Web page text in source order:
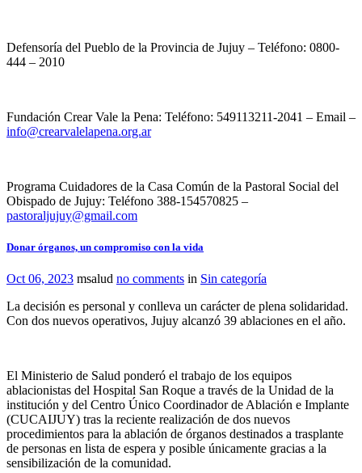
Defensoría del Pueblo de la Provincia de Jujuy – Teléfono: 0800-
444 – 2010
Fundación Crear Vale la Pena: Teléfono: 549113211-2041 – Email –
info@crearvalelapena.org.ar
Programa Cuidadores de la Casa Común de la Pastoral Social del
Obispado de Jujuy: Teléfono 388-154570825 –
pastoraljujuy@gmail.com
Donar órganos, un compromiso con la vida
Oct 06, 2023 msalud no comments in Sin categoría
La decisión es personal y conlleva un carácter de plena solidaridad.
Con dos nuevos operativos, Jujuy alcanzó 39 ablaciones en el año.
El Ministerio de Salud ponderó el trabajo de los equipos
ablacionistas del Hospital San Roque a través de la Unidad de la
institución y del Centro Único Coordinador de Ablación e Implante
(CUCAIJUY) tras la reciente realización de dos nuevos
procedimientos para la ablación de órganos destinados a trasplante
de personas en lista de espera y posible únicamente gracias a la
sensibilización de la comunidad.